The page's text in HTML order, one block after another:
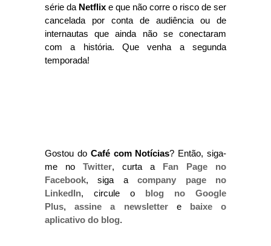
série da Netflix e que não corre o risco de ser
cancelada por conta de audiência ou de
internautas que ainda não se conectaram
com a história. Que venha a segunda
temporada!
Gostou do Café com Notícias? Então, siga-
me no Twitter, curta a Fan Page no
Facebook, siga acompany page no
LinkedIn, circule o blog no Google
Plus,assine a newslettere baixe o
aplicativo do blog.